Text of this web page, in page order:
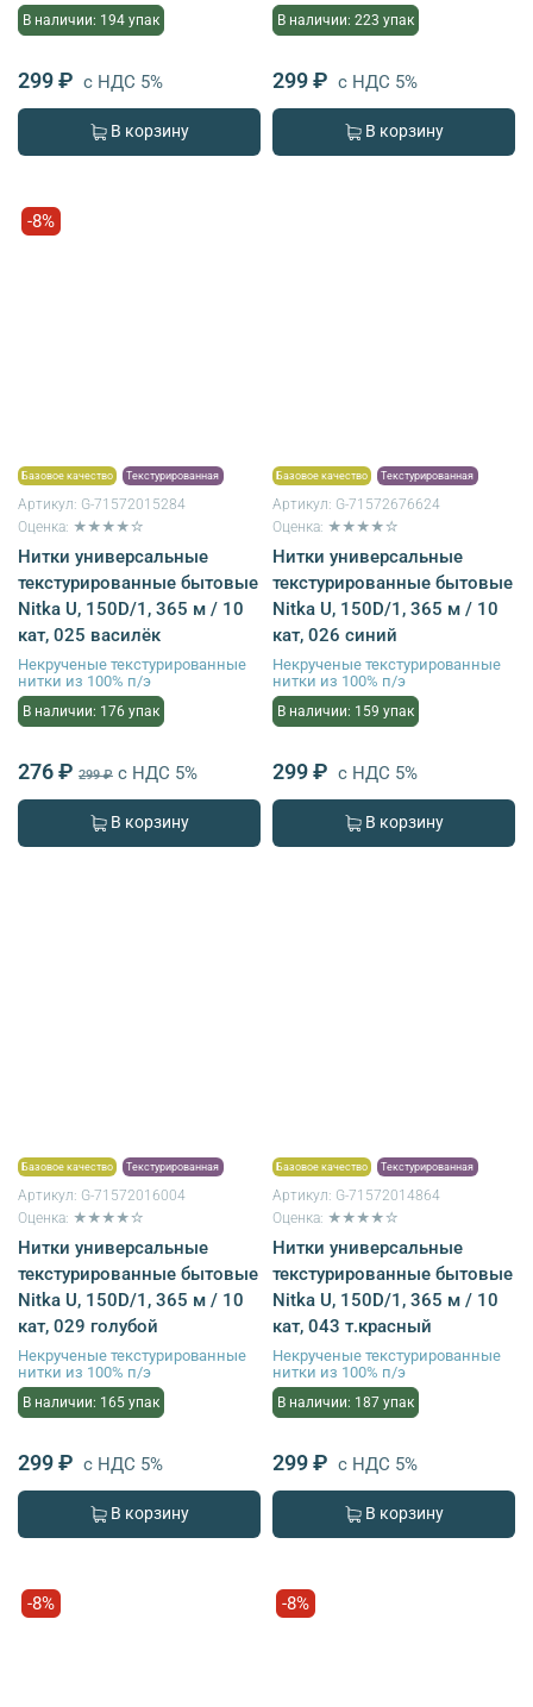
В наличии: 194 упак
299 ₽ с НДС 5%
В корзину
В наличии: 223 упак
299 ₽ с НДС 5%
В корзину
-8%
Базовое качество Текстурированная
Артикул: G-71572015284
Оценка: ★★★★☆
Нитки универсальные
текстурированные бытовые
Nitka U, 150D/1, 365 м / 10
кат, 025 василёк
Некрученые текстурированные
нитки из 100% п/э
В наличии: 176 упак
276 ₽ 299 ₽ с НДС 5%
В корзину
Базовое качество Текстурированная
Артикул: G-71572676624
Оценка: ★★★★☆
Нитки универсальные
текстурированные бытовые
Nitka U, 150D/1, 365 м / 10
кат, 026 синий
Некрученые текстурированные
нитки из 100% п/э
В наличии: 159 упак
299 ₽ с НДС 5%
В корзину
Базовое качество Текстурированная
Артикул: G-71572016004
Оценка: ★★★★☆
Нитки универсальные
текстурированные бытовые
Nitka U, 150D/1, 365 м / 10
кат, 029 голубой
Некрученые текстурированные
нитки из 100% п/э
В наличии: 165 упак
299 ₽ с НДС 5%
В корзину
Базовое качество Текстурированная
Артикул: G-71572014864
Оценка: ★★★★☆
Нитки универсальные
текстурированные бытовые
Nitka U, 150D/1, 365 м / 10
кат, 043 т.красный
Некрученые текстурированные
нитки из 100% п/э
В наличии: 187 упак
299 ₽ с НДС 5%
В корзину
-8% -8%